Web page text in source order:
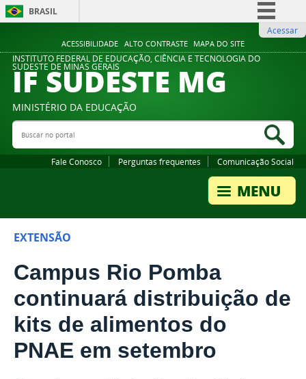
ACESSIBILIDADE ALTO CONTRASTE MAPA DO SITE
BRASIL
Comunica BR
Participe
Legislação
Acessar
INSTITUTO FEDERAL DE EDUCAÇÃO, CIÊNCIA E TECNOLOGIA DO
SUDESTE DE MINAS GERAIS
IF SUDESTE MG
MINISTÉRIO DA EDUCAÇÃO
Buscar no portal
Fale Conosco Perguntas frequentes Comunicação Social
EXTENSÃO
Campus Rio Pomba
continuará distribuição de
kits de alimentos do
PNAE em setembro